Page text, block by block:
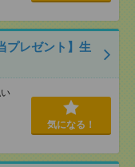
プレゼント】生
気になる！